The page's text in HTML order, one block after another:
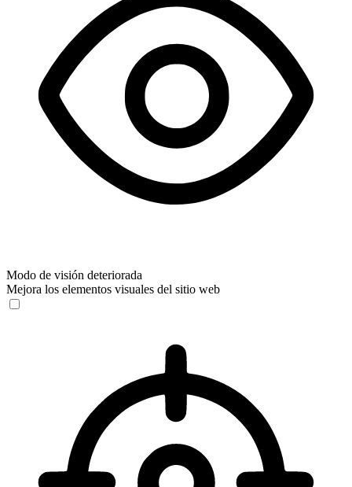
Modo de visión deteriorada
Mejora los elementos visuales del sitio web